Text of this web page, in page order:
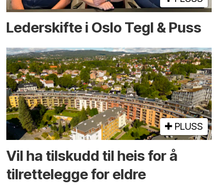
Lederskifte i Oslo Tegl & Puss
PLUSS
Vil ha tilskudd til heis for å
tilrettelegge for eldre